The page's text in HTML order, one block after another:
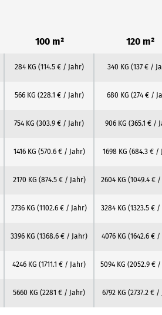
100 m² 120 m²
284 KG (114.5 € / Jahr) 340 KG (137 € /
566 KG (228.1 € / Jahr) 680 KG (274 € /
754 KG (303.9 € / Jahr) 906 KG (365.1 € /
1416 KG (570.6 € / Jahr) 1698 KG (684.3 € /
2170 KG (874.5 € / Jahr) 2604 KG (1049.4 €
2736 KG (1102.6 € / Jahr) 3284 KG (1323.5 € /
3396 KG (1368.6 € / Jahr) 4076 KG (1642.6 € /
4246 KG (1711.1 € / Jahr) 5094 KG (2052.9 €
5660 KG (2281 € / Jahr) 6792 KG (2737.2 € /